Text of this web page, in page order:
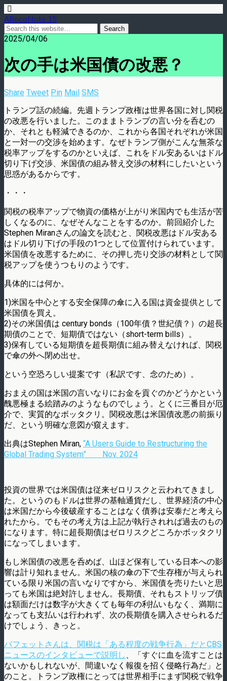
ARecoNote 15
2025/04/06
次の手は米国債の改悪？
Share Tweet Pin Mail SMS
トランプ話の続編。先週トランプ政権は世界各国に対し関税
の改悪を行いました。このままトランプの言い分を呑むの
か、それとも軽減できるのか、これから各国それぞれが米国
と一対一の交渉を始めます。なぜトランプ側がこんな無茶な
税率アップをするのかといえば、これをドル安あるいはドル
切り下げ交渉、米国債の組み替え交渉の材料にしたいという
思惑があるからです。
・・・
関税の税率アップで物資の価格が上がり米国内でも生活が苦
しくなるのに、なぜそんなことをするのか。前回紹介した
Stephen Miranさんの論文を読むと、関税改悪はドル安ある
はドル切り下げの手段の1つとして位置付けられています。
米国債を改悪するために、その押し売り交渉の材料として関
税アップを使うつもりのようです。
具体的には何か。
1)米国を中心とする安全保障の傘に入る国は資金提供として
米国債を買え。
2)その米国債は century bonds（100年債？世紀債？）の超長
期債のことで、短期債ではない（short-term bills）。
3)保有している短期債を超長期債に組み替えなければ、関税
で傘の外へ閉め出せ。
という空恐ろしい提案です（私訳です、念のため）。
おまえの国は米国の言いなりにお金を貢ぐのかどうかという
醜悪極まる絵踏みのようなものでしょう。とくに三番目が厄
介で、実質的なボッタクリ。関税改悪は米国債改悪の前振り
だ、という明確な意図が窺えます。
出典はStephen Miran, “A Users Guide to Restructuring the
Global Trading System” Nov. 2024
投資の世界では米国債は従来ゼロリスクと云われてきまし
た。というのもドルは世界の基軸通貨だし、世界経済の中心
は米国だから今後破産することはなく債券は安泰だと考えら
れたから。でもその考え方は上記が執行されれば過去のもの
になります。特に超長期債はゼロリスクどころかボッタクリ
になってしまいます。
もし米国債の改悪を呑めば、山ほど保有している日本への影
響は計り知れません。米国の核の傘の下で生存権が与えられ
ている限り米国の言いなりですから、米国債を売りたいと思
っても米国は絶対許しません。長期債、それもストリップ債
は額面だけは数字が大きくても毎年の利払いもなく、満期に
なっても支払いは行われず、次の長期債を購入させられるだ
けでしょう、きっと。
バフェットさんは、関税は「ある程度の戦争行為」だとCBS
ニュースのインタビューで説明し 、「すぐに血を流すことは
ないかもしれないが、間違いなく報復を招く侵略行為だ」と
のこと。トランプ政権にとっては世界相手にまず関税で戦争